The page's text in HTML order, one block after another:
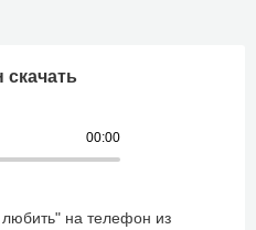
00:00
на телефон из